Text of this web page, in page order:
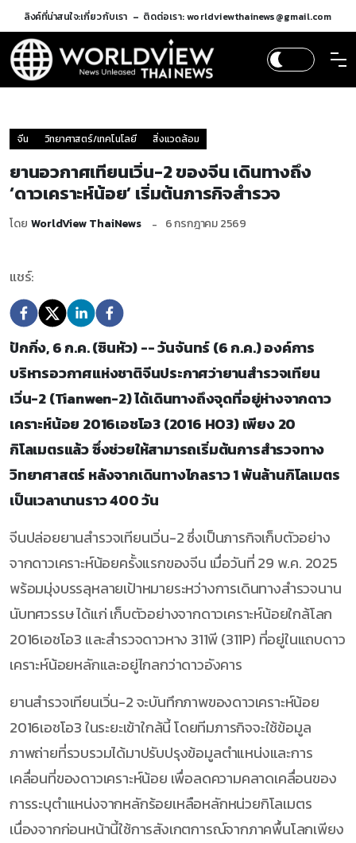
ลิงค์ที่น่าสนใจ:เกี่ยวกับเรา ติดต่อเรา: worldviewthainews@gmail.com
จีน วิทยาศาสตร์/เทคโนโลยี สิ่งแวดล้อม
ยานอวกาศเทียนเวิ่น-2 ของจีน เดินทางถึง
‘ดาวเคราะห์น้อย’ เริ่มต้นภารกิจสำรวจ
โดย WorldView ThaiNews 6 กรกฎาคม 2569
แชร์:
ปักกิ่ง, 6 ก.ค. (ซินหัว) -- วันจันทร์ (6 ก.ค.) องค์การ
บริหารอวกาศแห่งชาติจีนประกาศว่ายานสำรวจเทียน
เวิ่น-2 (Tianwen-2) ได้เดินทางถึงจุดที่อยู่ห่างจากดาว
เคราะห์น้อย 2016เอชโอ3 (2016 HO3) เพียง 20
กิโลเมตรแล้ว ซึ่งช่วยให้สามารถเริ่มต้นการสำรวจทาง
วิทยาศาสตร์ หลังจากเดินทางไกลราว 1 พันล้านกิโลเมตร
เป็นเวลานานราว 400 วัน
จีนปล่อยยานสำรวจเทียนเวิ่น-2 ซึ่งเป็นภารกิจเก็บตัวอย่าง
จากดาวเคราะห์น้อยครั้งแรกของจีน เมื่อวันที่ 29 พ.ค. 2025
พร้อมมุ่งบรรลุหลายเป้าหมายระหว่างการเดินทางสำรวจนาน
นับทศวรรษ ได้แก่ เก็บตัวอย่างจากดาวเคราะห์น้อยใกล้โลก
2016เอชโอ3 และสำรวจดาวหาง 311พี (311P) ที่อยู่ในแถบดาว
เคราะห์น้อยหลักและอยู่ไกลกว่าดาวอังคาร
ยานสำรวจเทียนเวิ่น-2 จะบันทึกภาพของดาวเคราะห์น้อย
2016เอชโอ3 ในระยะเข้าใกล้นี้ โดยทีมภารกิจจะใช้ข้อมูล
ภาพถ่ายที่รวบรวมได้มาปรับปรุงข้อมูลตำแหน่งและการ
เคลื่อนที่ของดาวเคราะห์น้อย เพื่อลดความคลาดเคลื่อนของ
การระบุตำแหน่งจากหลักร้อยเหลือหลักหน่วยกิโลเมตร
เนื่องจากก่อนหน้านี้ใช้การสังเกตการณ์จากภาคพื้นโลกเพียง